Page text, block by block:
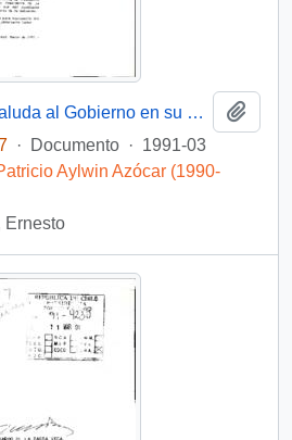
[Fundación Teletón saluda al Gobierno en su primer aniversario]
· Documento · 1991-03
Aylwin Azócar (1990-
Ernesto